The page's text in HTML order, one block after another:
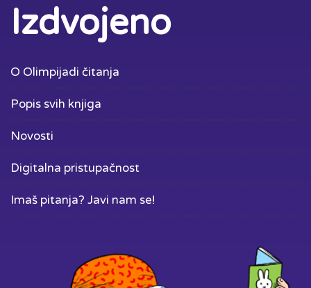
Izdvojeno
O Olimpijadi čitanja
Popis svih knjiga
Novosti
Digitalna pristupačnost
Imaš pitanja? Javi nam se!